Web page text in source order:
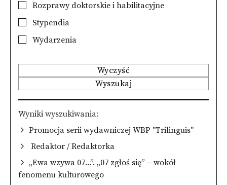
Rozprawy doktorskie i habilitacyjne
Stypendia
Wydarzenia
Wyczyść
Wyszukaj
Wyniki wyszukiwania
Promocja serii wydawniczej WBP "Trilinguis"
Redaktor / Redaktorka
„Ewa wzywa 07...”. „07 zgłoś się” – wokół
fenomenu kulturowego